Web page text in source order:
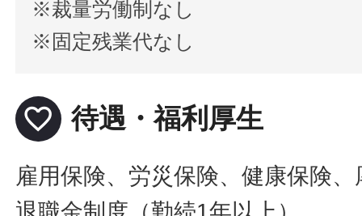
※裁量労働制なし
※固定残業代なし
favorite_border 待遇・福利厚生
雇用保険、労災保険、健康保険